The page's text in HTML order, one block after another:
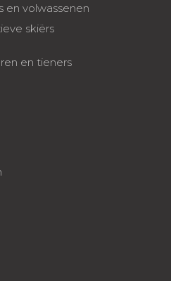
en volwassenen
skiërs
en tieners